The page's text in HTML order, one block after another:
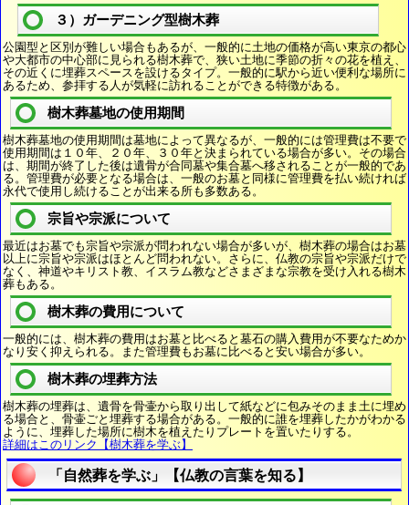
３）ガーデニング型樹木葬
公園型と区別が難しい場合もあるが、一般的に土地の価格が高い東京の都心
や大都市の中心部に見られる樹木葬で、狭い土地に季節の折々の花を植え、
その近くに埋葬スペースを設けるタイプ。一般的に駅から近い便利な場所に
あるため、参拝する人が気軽に訪れることができる特徴がある。
樹木葬墓地の使用期間
樹木葬墓地の使用期間は墓地によって異なるが、一般的には管理費は不要で
使用期間は１０年、２０年、３０年と決まられている場合が多い。その場合
は、期間が終了した後は遺骨が合同墓や集合墓へ移されることが一般的であ
る。管理費が必要となる場合は、一般のお墓と同様に管理費を払い続ければ
永代で使用し続けることが出来る所も多数ある。
宗旨や宗派について
最近はお墓でも宗旨や宗派が問われない場合が多いが、樹木葬の場合はお墓
以上に宗旨や宗派はほとんど問われない。さらに、仏教の宗旨や宗派だけで
なく、神道やキリスト教、イスラム教などさまざまな宗教を受け入れる樹木
葬もある。
樹木葬の費用について
一般的には、樹木葬の費用はお墓と比べると墓石の購入費用が不要なためか
なり安く抑えられる。また管理費もお墓に比べると安い場合が多い。
樹木葬の埋葬方法
樹木葬の埋葬は、遺骨を骨壷から取り出して紙などに包みそのまま土に埋め
る場合と、骨壷ごと埋葬する場合がある。一般的に誰を埋葬したかがわかる
ように、埋葬した場所に樹木を植えたりプレートを置いたりする。
詳細はこのリンク【樹木葬を学ぶ】
「自然葬を学ぶ」【仏教の言葉を知る】